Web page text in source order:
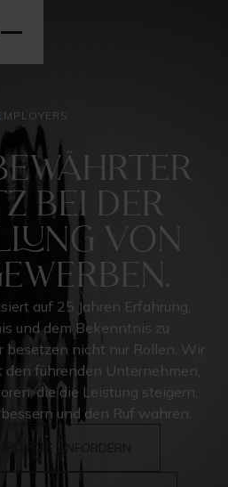
bei der
von
auf 25 Jahren Erfahrung,
und dem Bekenntnis zu
besetzen nicht nur Rollen. Wir
führenden Unternehmen,
die die Leistung steigern,
und den Ruf wahren.
ANFORDERN